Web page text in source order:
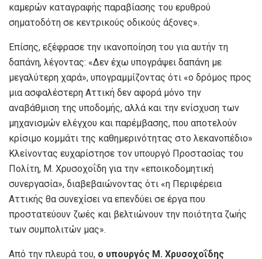
καμερών καταγραφής παραβίασης του ερυθρού
σηματοδότη σε κεντρικούς οδικούς άξονες».
Επίσης, εξέφρασε την ικανοποίηση του για αυτήν τη
δαπάνη, λέγοντας: «Δεν έχω υπογράψει δαπάνη με
μεγαλύτερη χαρά», υπογραμμίζοντας ότι «ο δρόμος προς
μια ασφαλέστερη Αττική δεν αφορά μόνο την
αναβάθμιση της υποδομής, αλλά και την ενίσχυση των
μηχανισμών ελέγχου και παρέμβασης, που αποτελούν
κρίσιμο κομμάτι της καθημερινότητας στο λεκανοπέδιο»
Κλείνοντας ευχαρίστησε τον υπουργό Προστασίας του
Πολίτη, Μ. Χρυσοχοΐδη για την «εποικοδομητική
συνεργασία», διαβεβαιώνοντας ότι «η Περιφέρεια
Αττικής θα συνεχίσει να επενδύει σε έργα που
προστατεύουν ζωές και βελτιώνουν την ποιότητα ζωής
των συμπολιτών μας».
Από την πλευρά του, ο υπουργός Μ. Χρυσοχοΐδης